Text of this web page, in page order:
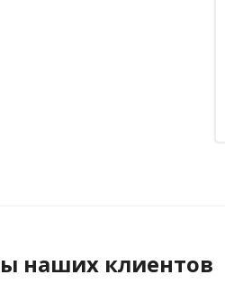
наших клиентов